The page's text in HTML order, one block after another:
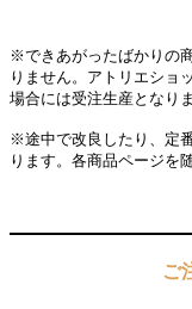
※できあがったばかりの
りません。アトリエショ
場合には受注生産となりま
※途中で改良したり、定
ります。各商品ページを
ご